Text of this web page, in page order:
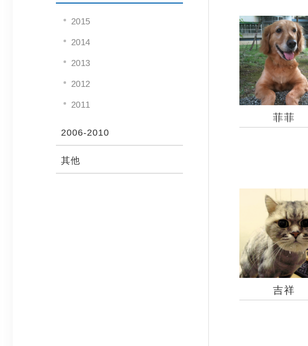
2015
2014
2013
2012
2011
2006-2010
其他
菲菲
吉祥